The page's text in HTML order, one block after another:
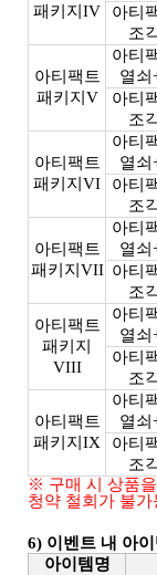
패키지IV
아티
조
아티팩트
패키지V
아티
열쇠
아티
조
아티팩트
패키지VI
아티
열쇠
아티
조
아티팩트
패키지VII
아티
열쇠
아티
조
아티팩트
패키지
VIII
아티
열쇠
아티
조
아티팩트
패키지IX
아티
열쇠
아티
조
※ 구매 시 상품
청약 철회가 불가
6) 이벤트 내 아
아이템명